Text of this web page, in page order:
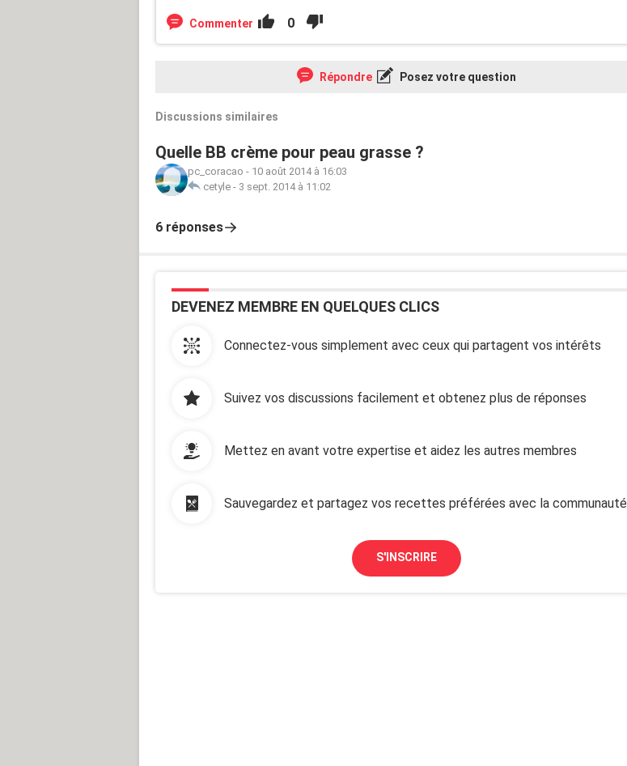
Commenter 0
Répondre Posez votre question
Discussions similaires
Quelle BB crème pour peau grasse ?
pc_coracao - 10 août 2014 à 16:03
cetyle - 3 sept. 2014 à 11:02
6 réponses
DEVENEZ MEMBRE EN QUELQUES CLICS
Connectez-vous simplement avec ceux qui partagent vos intérêts
Suivez vos discussions facilement et obtenez plus de réponses
Mettez en avant votre expertise et aidez les autres membres
Sauvegardez et partagez vos recettes préférées avec la communauté
S'INSCRIRE